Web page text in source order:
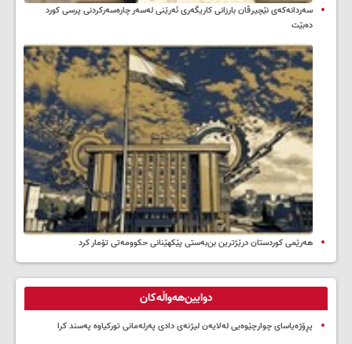
سه‌ردانه‌کەی نێچیرڤان بارزانی كاریگه‌ری ئه‌رێنی له‌سه‌ر چاره‌سه‌ركردنی پرسی كورد
ده‌بێت
هەرێمی کوردستان درێژترین بن‌بەستی پێکهێنانی حکوومەتی تۆمار کرد
دوایین‌هەواڵەکان
پڕۆژەیاسای چوارچێوەیی لەلایەن لیژنەی دادی پەرلەمانی تورکیاوە پەسند کرا